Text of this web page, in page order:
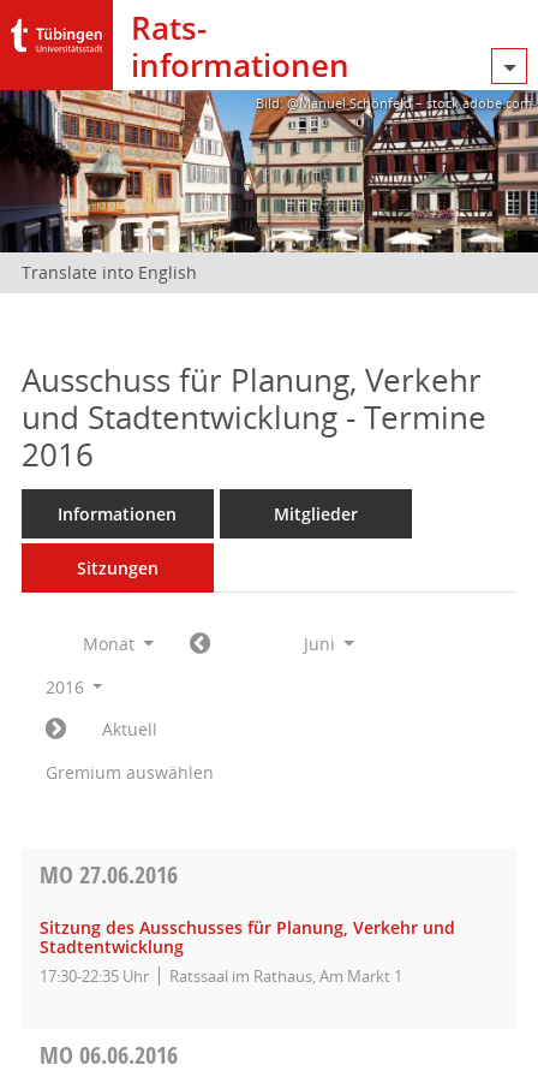
Rats­
informationen
Bild: @Manuel Schönfeld – stock.adobe.com
Translate into English
Ausschuss für Planung, Verkehr
und Stadtentwicklung - Termine
2016
Informationen Mitglieder
Sitzungen
Monat
Juni
2016
Aktuell
Gremium auswählen
MO 27.06.2016
Sitzung des Ausschusses für Planung, Verkehr und
Stadtentwicklung
17:30-22:35 Uhr Ratssaal im Rathaus, Am Markt 1
MO 06.06.2016